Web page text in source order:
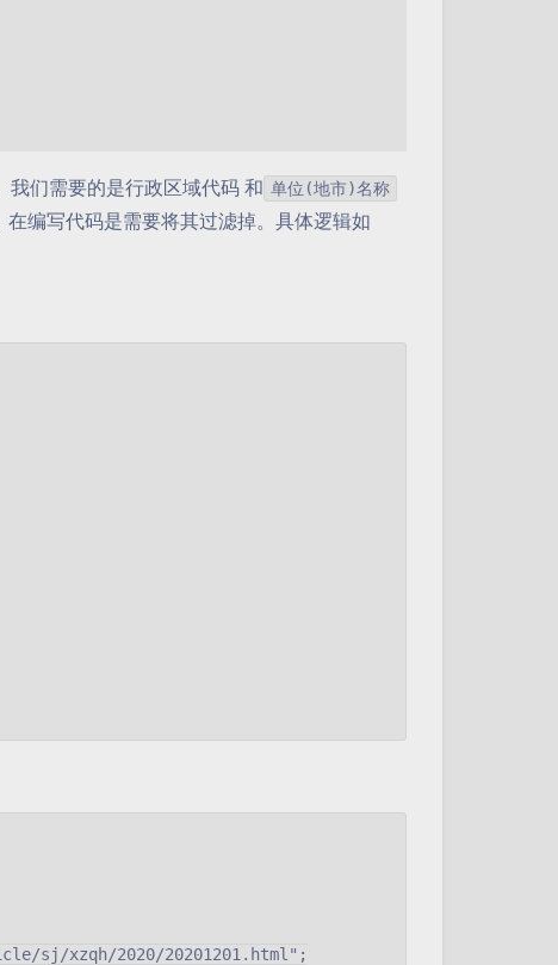
我们需要的是行政区域代码 和 单位(地市)名称
在编写代码是需要将其过滤掉。具体逻辑如
sj/xzqh/2020/20201201.html";